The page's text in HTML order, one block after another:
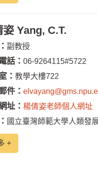
姿 Yang, C.T.
副教授
話： 06-9264115#5722
： 教學大樓722
件：
址： 楊倩姿老師個人網址
國立臺灣師範大學人類發
+